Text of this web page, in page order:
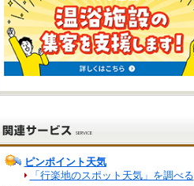
ピンポイント天気
「行楽地のスポット天気」を調べる